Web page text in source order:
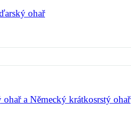
ohař
a Německý krátkosrstý ohař